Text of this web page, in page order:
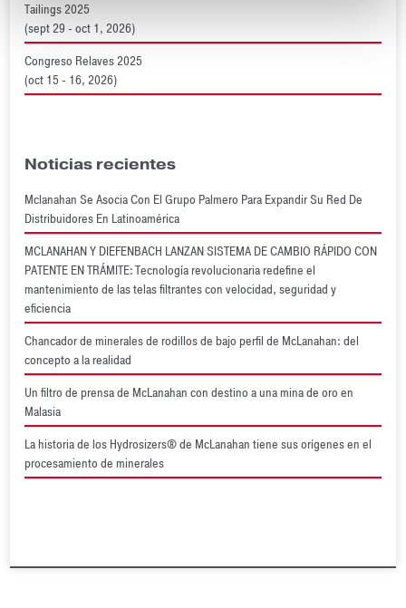
Tailings 2025
(sept 29 - oct 1, 2026)
Congreso Relaves 2025
(oct 15 - 16, 2026)
Noticias recientes
Mclanahan Se Asocia Con El Grupo Palmero Para Expandir Su Red De
Distribuidores En Latinoamérica
MCLANAHAN Y DIEFENBACH LANZAN SISTEMA DE CAMBIO RÁPIDO CON
PATENTE EN TRÁMITE: Tecnología revolucionaria redefine el
mantenimiento de las telas filtrantes con velocidad, seguridad y
eficiencia
Chancador de minerales de rodillos de bajo perfil de McLanahan: del
concepto a la realidad
Un filtro de prensa de McLanahan con destino a una mina de oro en
Malasia
La historia de los Hydrosizers® de McLanahan tiene sus orígenes en el
procesamiento de minerales